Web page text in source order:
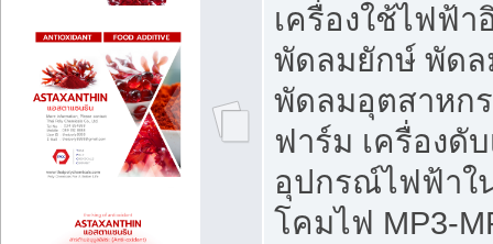
เครื่องใช้ไฟฟ้า
พัดลมยักษ์ พัด
พัดลมอุตสาหก
ฟาร์ม เครื่องดั
อุปกรณ์ไฟฟ้าใ
โคมไฟ MP3-